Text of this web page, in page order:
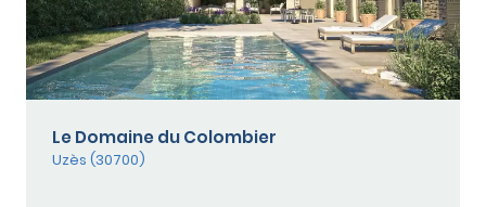
Le Domaine du Colombier
Uzès (30700)